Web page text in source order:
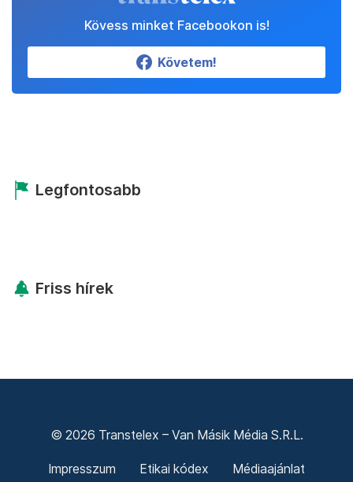
Kövess minket Facebookon is!
Követem!
Legfontosabb
Friss hírek
© 2026 Transtelex – Van Másik Média S.R.L.
Impresszum Etikai kódex Médiaajánlat